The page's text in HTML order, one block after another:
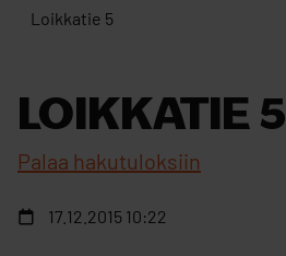
Loikkatie 5
LOIKKATIE 5
Palaa hakutuloksiin
17.12.2015 10:22